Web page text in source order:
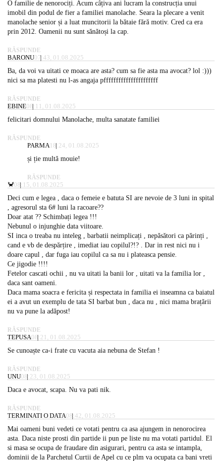
O familie de nenorociți. Acum câțiva ani lucram la construcția unui
imobil din podul de fier a familiei manolache. Seara la plecare a venit
manolache senior și a luat muncitorii la bătaie fără motiv. Cred ca era
prin 2012. Oamenii nu sunt sănătoși la cap.
RĂSPUNDE
BARONU07:43, 01.08.2025
Ba, da voi va uitati ce moaca are asta? cum sa fie asta ma avocat? lol :)))
nici sa ma platesti nu l-as angaja pffffffffffffffffffffff
RĂSPUNDE
EBINE08:11, 01.08.2025
felicitari domnului Manolache, multa sanatate familiei
RĂSPUNDE
PARMA18:24, 01.08.2025
și ție multă mouie!
RĂSPUNDE
🦀08:15, 01.08.2025
Deci cum e legea , daca o femeie e batuta SI are nevoie de 3 luni in spital
, agresorul sta 6# luni la racoare??
Doar atat ?? Schimbați legea !!!
Nebunul o injunghie data viitoare.
SI inca o treaba nu inteleg , barbatii neimplicați , nepăsători ca părinți ,
cand e vb de despărțire , imediat iau copilul?!? . Dar in rest nici nu i
doare capul , dar fuga iau copilul ca sa nu i plateasca pensie.
Ce jigodie !!!!
Fetelor cascati ochii , nu va uitati la banii lor , uitati va la familia lor ,
daca sant oameni.
Daca mama soacra e fericita și respectata in familia ei inseamna ca baiatul
ei a avut un exemplu de tata SI barbat bun , daca nu , nici mama brațării
nu va pune la adăpost!
RĂSPUNDE
TEPUSA08:21, 01.08.2025
Se cunoaște ca-i frate cu vacuta aia nebuna de Stefan !
RĂSPUNDE
UNU08:23, 01.08.2025
Daca e avocat, scapa. Nu va pati nik.
RĂSPUNDE
TERMINATI O DATA08:42, 01.08.2025
Mai oameni buni vedeti ce votati pentru ca asa ajungem in nenorocirea
asta. Daca niste prosti din partide ii pun pe liste nu ma votati partidul. El
si masa se ocupa de fraudare din asigurari, pentru ca asta se intampla,
dominii de la Parchetul Curtii de Apel cu ce plm va ocupata ca bani vreti